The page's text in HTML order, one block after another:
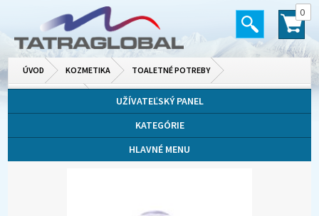
0
ÚVOD KOZMETIKA TOALETNÉ POTREBY
UŽÍVATEĽSKÝ PANEL
KATEGÓRIE
HLAVNÉ MENU